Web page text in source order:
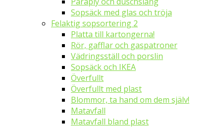
Sopsäck med glas och tröja
Felaktig sopsortering 2
Platta till kartongerna!
Rör, gafflar och gaspatroner
Vädringsställ och porslin
Sopsäck och IKEA
Överfullt
Överfullt med plast
Blommor, ta hand om dem själv!
Matavfall
Matavfall bland plast